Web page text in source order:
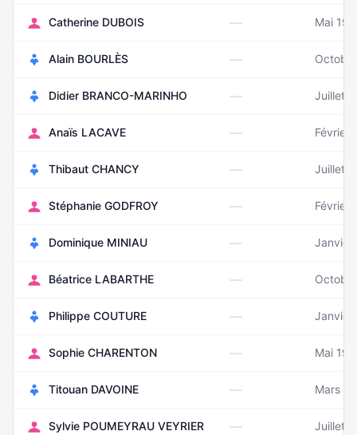
Catherine DUBOIS — Mai
Alain BOURLÈS —
Didier BRANCO-MARINHO — Juillet
Anaïs LACAVE — Février
Thibaut CHANCY — Juillet
Stéphanie GODFROY — Février
Dominique MINIAU — Janvier
Béatrice LABARTHE —
Philippe COUTURE — Janvier
Sophie CHARENTON — Mai
Titouan DAVOINE — Mars
Sylvie POUMEYRAU VEYRIER — Juillet